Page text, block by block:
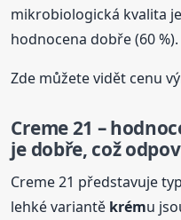
mikrobiologická kvalita
hodnocena dobře (60
Zde můžete vidět cenu
Creme 21 –
je dobře, což
Creme 21 představuje
lehké variantě krému